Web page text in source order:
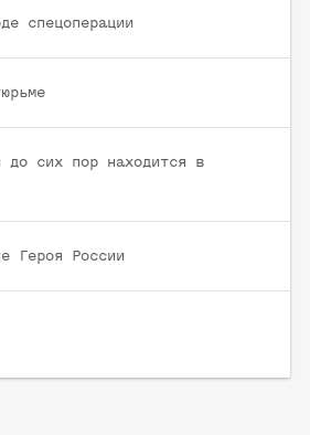
спецоперации
до сих пор находится в
Героя России